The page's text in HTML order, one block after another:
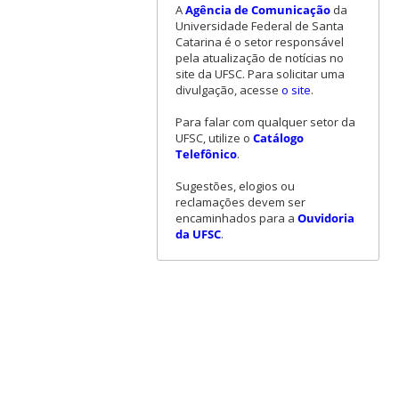
AAgência de Comunicaçãoda
Universidade Federal de Santa
Catarina é o setor responsável
pela atualização de notícias no
site da UFSC. Para solicitar uma
divulgação, acesse o site.
Para falar com qualquer setor da
UFSC, utilize o Catálogo
Telefônico.
Sugestões, elogios ou
reclamações devem ser
encaminhados para a Ouvidoria
da UFSC.